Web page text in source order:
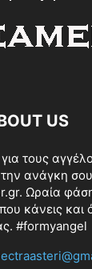
US
τους
ανάγκη
Ωραία
κάνεις και
#formyangel